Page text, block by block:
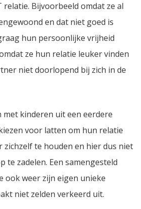
relatie. Bijvoorbeeld omdat ze al
en dat niet goed is
hun persoonlijke vrijheid
ze hun relatie leuker vinden
niet doorlopend bij zich in de
kinderen uit een eerdere
voor latten om hun relatie
zichzelf te houden en hier dus niet
te zadelen. Een samengesteld
ook weer zijn eigen unieke
niet zelden verkeerd uit.